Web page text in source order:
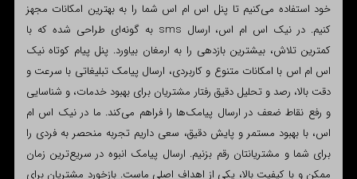
خود استفاده می‌کنیم تا پنل اس ام اس شما را به بهترین امکانات مجهز
کنیم. در نیک اس ام اس، ارسال sms به گونه‌ای طراحی شده که با
کمترین تلاش، بیشترین بازدهی را به ارمغان بیاورد. پنل پیام کوتاه نیک
اس ام اس با امکانات متنوع و کاربردی، ارسال پیامک تبلیغاتی با سرعت و
دقت بالا، رصد و تحلیل دقیق رفتار مشتریان برای بهبود خدمات، و شناسایی
و رفع نقاط ضعف در ارسال پیامک‌ها را فراهم می‌کند. ما در نیک اس ام
اس، با بهبود مستمر و پایش دقیق، سعی داریم تجربه منحصر به فردی را
برای شما و مشتریانتان رقم بزنیم. ارسال پیامک انبوه در سریع‌ترین زمان
ممکن و با کیفیت بالا، یکی از اهداف اصلی ماست. بازخورد مشتریان برای